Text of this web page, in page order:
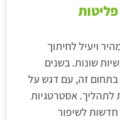
פליטות
ויעיל לחיתוך
שונות. בשנים
בתחום זה, עם דגש על
לתהליך. אסטרטגיות
לשיפור